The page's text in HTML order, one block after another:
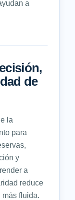
a
de
la
para
y
a
reduce
fluida.